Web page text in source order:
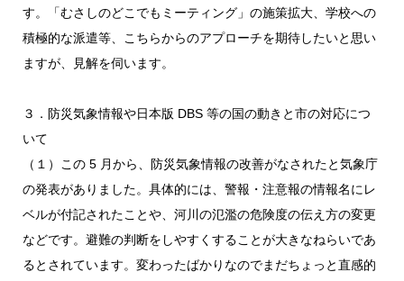
す。「むさしのどこでもミーティング」の施策拡大、学校への
積極的な派遣等、こちらからのアプローチを期待したいと思い
ますが、見解を伺います。
３．防災気象情報や日本版 DBS 等の国の動きと市の対応につ
いて
（１）この 5 月から、防災気象情報の改善がなされたと気象庁
の発表がありました。具体的には、警報・注意報の情報名にレ
ベルが付記されたことや、河川の氾濫の危険度の伝え方の変更
などです。避難の判断をしやすくすることが大きなねらいであ
るとされています。変わったばかりなのでまだちょっと直感的